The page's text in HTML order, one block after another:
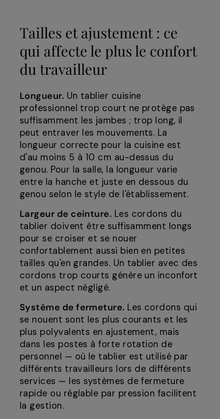
Tailles et ajustement : ce
qui affecte le plus le confort
du travailleur
Longueur. Un tablier cuisine
professionnel trop court ne protège pas
suffisamment les jambes ; trop long, il
peut entraver les mouvements. La
longueur correcte pour la cuisine est
d'au moins 5 à 10 cm au-dessus du
genou. Pour la salle, la longueur varie
entre la hanche et juste en dessous du
genou selon le style de l'établissement.
Largeur de ceinture. Les cordons du
tablier doivent être suffisamment longs
pour se croiser et se nouer
confortablement aussi bien en petites
tailles qu'en grandes. Un tablier avec des
cordons trop courts génère un inconfort
et un aspect négligé.
Système de fermeture. Les cordons qui
se nouent sont les plus courants et les
plus polyvalents en ajustement, mais
dans les postes à forte rotation de
personnel — où le tablier est utilisé par
différents travailleurs lors de différents
services — les systèmes de fermeture
rapide ou réglable par pression facilitent
la gestion.